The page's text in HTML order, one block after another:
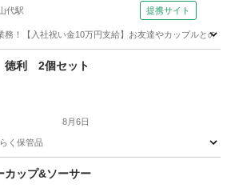
代駅 提携サイト
務！【入社祝い金10万円支給】お友達やカップルと
駅 その他
利 2個セット
8月6日
く保管品
上駅
カップ&ソーサー